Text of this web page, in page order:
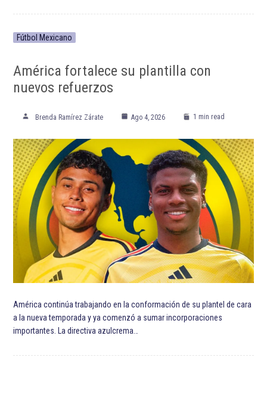
Fútbol Mexicano
América fortalece su plantilla con
nuevos refuerzos
Brenda Ramírez Zárate Ago 4, 2026 1 min read
América continúa trabajando en la conformación de su plantel de cara
a la nueva temporada y ya comenzó a sumar incorporaciones
importantes. La directiva azulcrema…